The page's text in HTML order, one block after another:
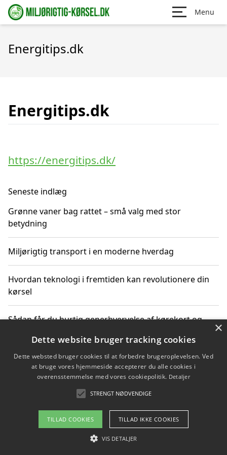
Menu
Energitips.dk
Energitips.dk
https://energitips.dk/
Seneste indlæg
Grønne vaner bag rattet – små valg med stor
betydning
Miljørigtig transport i en moderne hverdag
Hvordan teknologi i fremtiden kan revolutionere din
kørsel
Sådan får du hurtig generhvervelse af kørekort og
Sådan lærer du miljørigtig kørsel hos en køreskole i
Gentofte
Copyright 2026 - Pilanto Aps
Om / kontakt
×
Dette website bruger tracking cookies
Dette websted bruger cookies til at forbedre brugeroplevelsen. Ved
at bruge vores hjemmeside accepterer du alle cookies i
overensstemmelse med vores cookiepolitik. Detaljer
STRENGT NØDVENDIGE
TILLAD COOKIES TILLAD IKKE COOKIES
VIS DETALJER